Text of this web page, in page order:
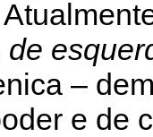
de
–
e de